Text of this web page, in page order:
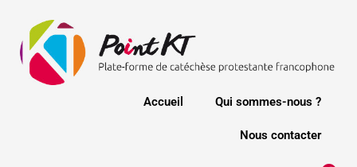
Accueil Qui sommes-nous ?
Nous contacter